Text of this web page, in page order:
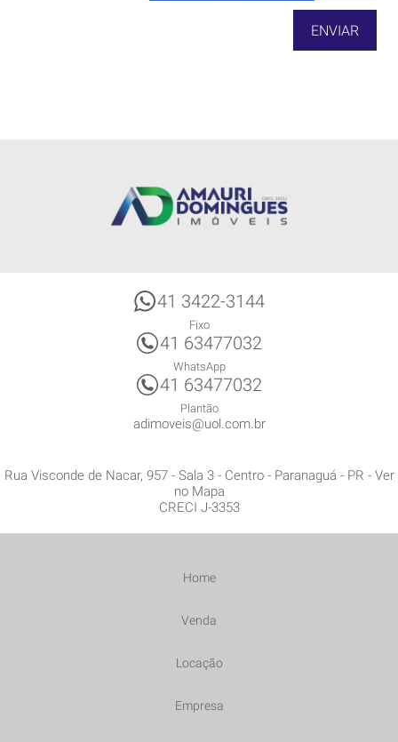
ENVIAR
41 3422-3144
Fixo
41 63477032
WhatsApp
41 63477032
Plantão
adimoveis@uol.com.br
Rua Visconde de Nacar, 957 - Sala 3- Centro - Paranaguá - PR - Ver
no Mapa
CRECI J-3353
Home
Venda
Locação
Empresa